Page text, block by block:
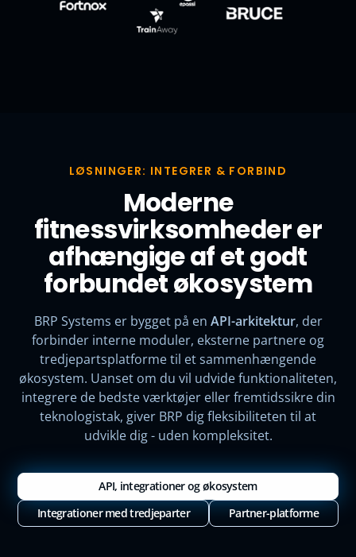
LØSNINGER: INTEGRER & FORBIND
Moderne
fitnessvirksomheder er
afhængige af et godt
forbundet økosystem
BRP Systems er bygget på en API-arkitektur, der
forbinder interne moduler, eksterne partnere og
tredjepartsplatforme til et sammenhængende
økosystem. Uanset om du vil udvide funktionaliteten,
integrere de bedste værktøjer eller fremtidssikre din
teknologistak, giver BRP dig fleksibiliteten til at
udvikle dig - uden kompleksitet.
API, integrationer og økosystem
Integrationer med tredjeparter
Partner-platforme